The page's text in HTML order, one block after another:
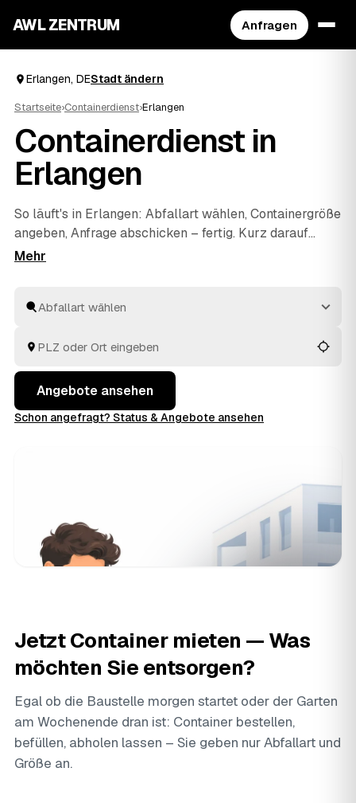
AWL ZENTRUM Anfragen
Erlangen, DEStadt ändern
Startseite›Containerdienst›Erlangen
Containerdienst in
Erlangen
So läuft's in Erlangen: Abfallart wählen, Containergröße
angeben, Anfrage abschicken – fertig. Kurz darauf
erreichen Sie Festpreis-Angebote mehrerer geprüfter
holt ihn nach dem Befüllen wieder ab und entsorgt alles
am Ende selbst.
Angebote ansehen
Schon angefragt? Status & Angebote ansehen
Jetzt Container mieten — Was
möchten Sie entsorgen?
Egal ob die Baustelle morgen startet oder der Garten
am Wochenende dran ist: Container bestellen,
befüllen, abholen lassen – Sie geben nur Abfallart und
Größe an.